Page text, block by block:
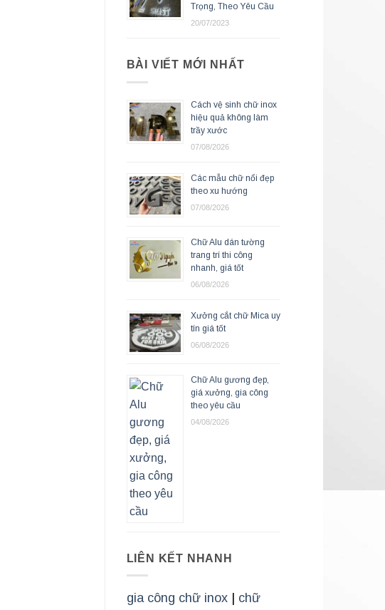
Trọng, Theo Yêu Cầu
20/07/2023
BÀI VIẾT MỚI NHẤT
Cách vệ sinh chữ inox
hiệu quả không làm
trầy xước
07/08/2026
Các mẫu chữ nổi đẹp
theo xu hướng
07/08/2026
Chữ Alu dán tường
trang trí thi công
nhanh, giá tốt
06/08/2026
Xưởng cắt chữ Mica uy
tín giá tốt
06/08/2026
Chữ Alu gương đẹp,
giá xưởng, gia công
theo yêu cầu
04/08/2026
LIÊN KẾT NHANH
gia công chữ inox| chữ